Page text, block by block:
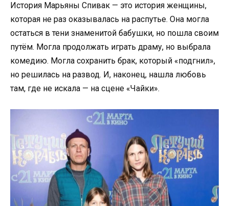
История Марьяны Спивак — это история женщины,
которая не раз оказывалась на распутье. Она могла
остаться в тени знаменитой бабушки, но пошла своим
путём. Могла продолжать играть драму, но выбрала
комедию. Могла сохранить брак, который «подгнил»,
но решилась на развод. И, наконец, нашла любовь
там, где не искала — на сцене «Чайки».